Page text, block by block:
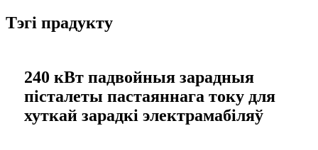
Тэгі прадукту
240 кВт падвойныя зарадныя
пісталеты пастаяннага току для
хуткай зарадкі электрамабіляў